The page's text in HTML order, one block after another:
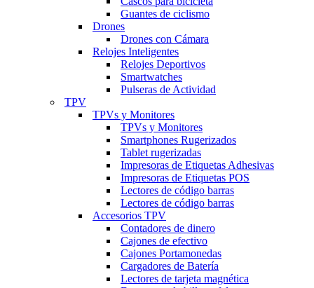
Guantes de ciclismo
Drones
Drones con Cámara
Relojes Inteligentes
Relojes Deportivos
Smartwatches
Pulseras de Actividad
TPV
TPVs y Monitores
TPVs y Monitores
Smartphones Rugerizados
Tablet rugerizadas
Impresoras de Etiquetas Adhesivas
Impresoras de Etiquetas POS
Lectores de código barras
Lectores de código barras
Accesorios TPV
Contadores de dinero
Cajones de efectivo
Cajones Portamonedas
Cargadores de Batería
Lectores de tarjeta magnética